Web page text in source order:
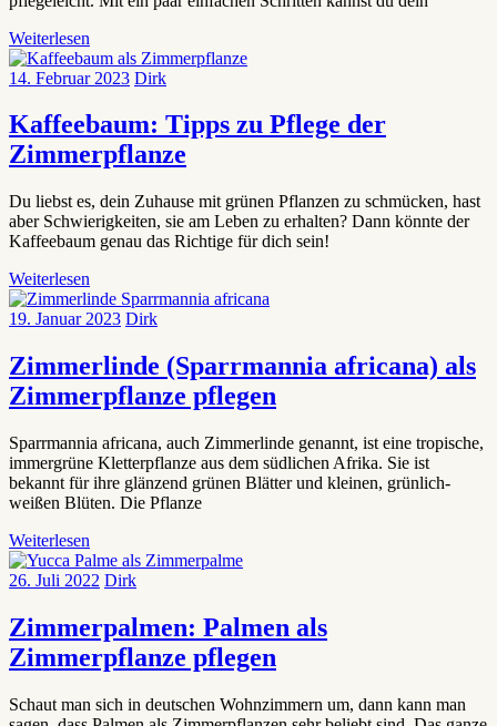
Weiterlesen
14. Februar 2023 Dirk
Kaffeebaum: Tipps zu Pflege der
Zimmerpflanze
Du liebst es, dein Zuhause mit grünen Pflanzen zu schmücken, hast
aber Schwierigkeiten, sie am Leben zu erhalten? Dann könnte der
Kaffeebaum genau das Richtige für dich sein!
Weiterlesen
19. Januar 2023 Dirk
Zimmerlinde (Sparrmannia africana) als
Zimmerpflanze pflegen
Sparrmannia africana, auch Zimmerlinde genannt, ist eine tropische,
immergrüne Kletterpflanze aus dem südlichen Afrika. Sie ist
bekannt für ihre glänzend grünen Blätter und kleinen, grünlich-
weißen Blüten. Die Pflanze
Weiterlesen
26. Juli 2022 Dirk
Zimmerpalmen: Palmen als
Zimmerpflanze pflegen
Schaut man sich in deutschen Wohnzimmern um, dann kann man